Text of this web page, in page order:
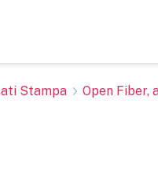
Stampa Open Fiber,